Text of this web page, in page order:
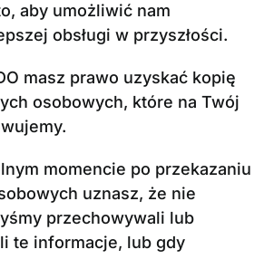
aby umożliwić nam
obsługi w przyszłości.
masz prawo uzyskać kopię
osobowych, które na Twój
momencie po przekazaniu
uznasz, że nie
przechowywali lub
te informacje, lub gdy